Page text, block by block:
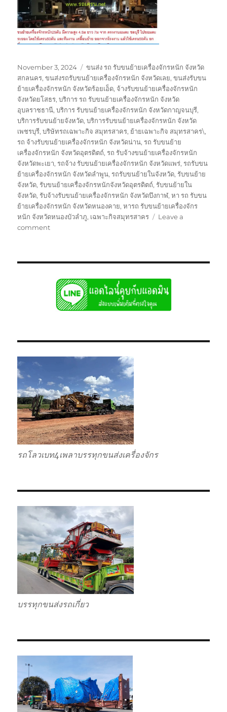
Posted
on
November 3, 2024 Tags
ขนส่ง รถ รับขนย้ายเครื่องจักรหนัก จังหวัด
สกลนคร,ขนส่งรถรับขนย้ายเครื่องจักรหนัก จังหวัดเลย,ขนส่งรับขน
ย้ายเครื่องจักรหนัก จังหวัดร้อยเอ็ด, จ้างรับขนย้ายเครื่องจักรหนัก
จังหวัดยโสธร,บริการ รถ รับขนย้ายเครื่องจักรหนัก จังหวัด
อุบลราชธานี,บริการ รับขนย้ายเครื่องจักรหนัก จังหวัดกาญจนบุรี,
บริการรับขนย้ายจังหวัด,บริการรับขนย้ายเครื่องจักรหนัก จังหวัด
เพชรบุรี,บริษัทรถเฉพาะกิจ สมุทรสาคร, ย้ายเฉพาะกิจ สมุทรสาคร\,
รถ จ้างรับขนย้ายเครื่องจักรหนัก จังหวัดน่าน,รถ รับขนย้าย
เครื่องจักรหนัก จังหวัดอุตรดิตถ์,รถ รับจ้างขนย้ายเครื่องจักรหนัก
จังหวัดพะเยา,รถจ้าง รับขนย้ายเครื่องจักรหนัก จังหวัดแพร่,รถรับขน
ย้ายเครื่องจักรหนัก จังหวัดลำพูน,รถรับขนย้ายในจังหวัด,รับขนย้าย
จังหวัด,รับขนย้ายเครื่องจักรหนักจังหวัดอุตรดิตถ์,รับขนย้ายใน
จังหวัด,รับจ้างรับขนย้ายเครื่องจักรหนัก จังหวัดบึงกาฬ,หา รถ รับขน
ย้ายเครื่องจักรหนัก จังหวัดหนองคาย,หารถ รับขนย้ายเครื่องจักร
หนัก จังหวัดหนองบัวลำภู, เฉพาะกิจสมุทรสาคร
Leave a
commenton
หัว
ลาก
หาง
โลวเบท
เตี้ย
รถโลวเบท4เพลาบรรทุกขนส่งเครื่องจักร
บรรทุกขนส่งรถเกี่ยว